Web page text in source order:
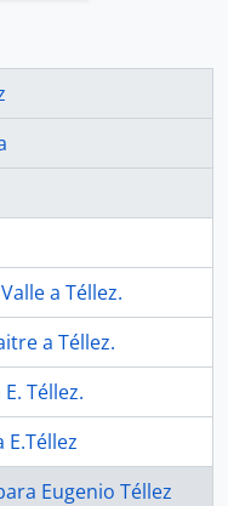
a Téllez.
a Téllez.
Téllez.
Eugenio Téllez